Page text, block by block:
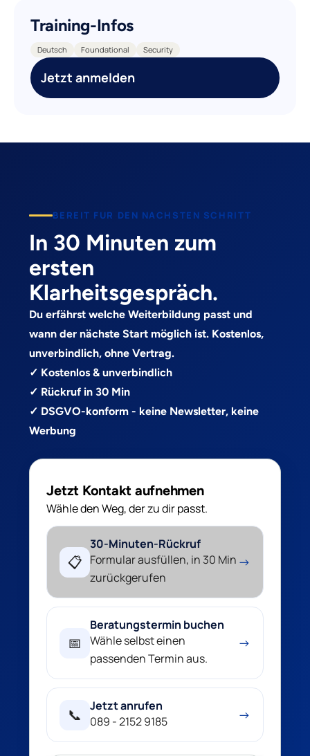
Training-Infos
Deutsch Foundational Security
Jetzt anmelden
BEREIT FUR DEN NACHSTEN SCHRITT
In 30 Minuten zum
ersten
Klarheitsgespräch.
Du erfährst welche Weiterbildung passt und
wann der nächste Start möglich ist. Kostenlos,
unverbindlich, ohne Vertrag.
✓ Kostenlos & unverbindlich
✓ Rückruf in 30 Min
✓ DSGVO-konform - keine Newsletter, keine
Werbung
Jetzt Kontakt aufnehmen
Wähle den Weg, der zu dir passt.
📋
30-Minuten-Rückruf
Formular ausfüllen, in 30 Min
zurückgerufen
→
📅
Beratungstermin buchen
Wähle selbst einen
passenden Termin aus.
→
📞
Jetzt anrufen
089 - 2152 9185
→